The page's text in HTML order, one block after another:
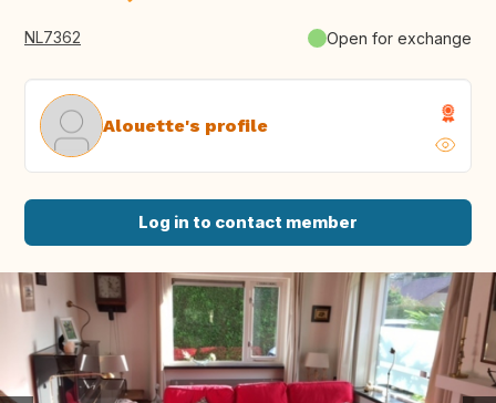
NL7362 Open for exchange
Alouette's profile
Log in to contact member